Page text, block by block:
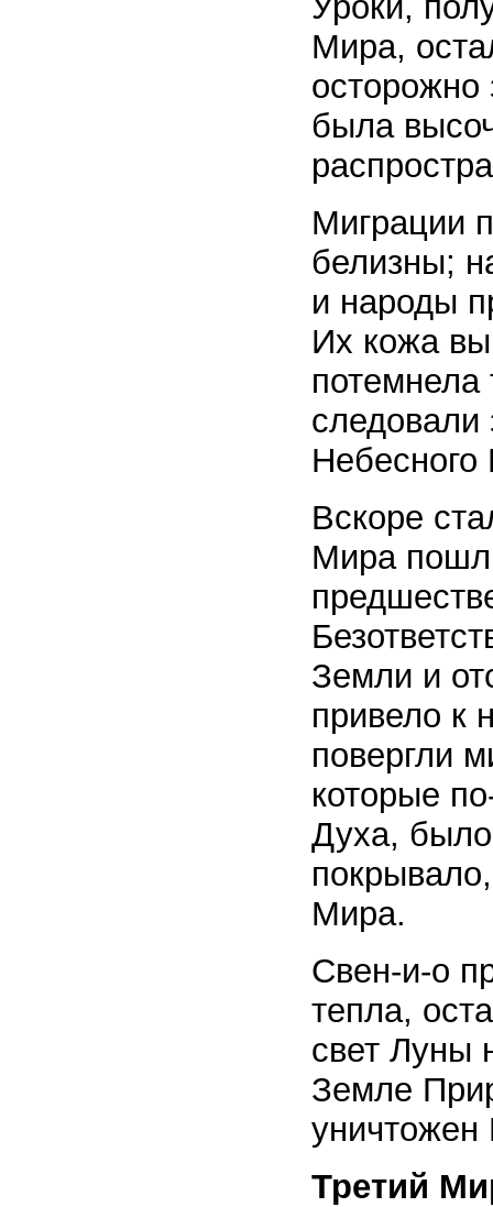
Мира,
осторожно
была
Миграции
белизны;
и народы
Их кожа
Небесного
Вскоре
Мира
Земли и
привело к
повергли
которые
Духа,
Мира.
Свен-и-о
тепла,
свет Луны
Земле
Третий